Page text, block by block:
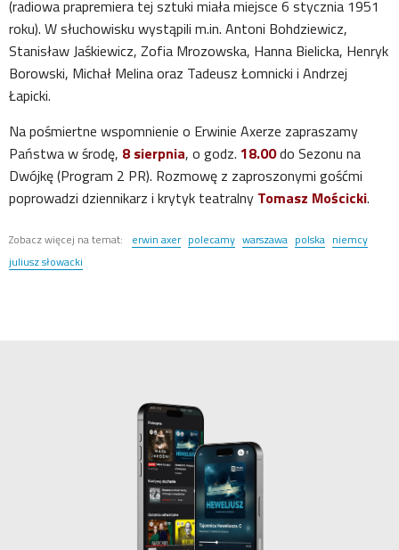
(radiowa prapremiera tej sztuki miała miejsce 6 stycznia 1951
roku). W słuchowisku wystąpili m.in. Antoni Bohdziewicz,
Stanisław Jaśkiewicz, Zofia Mrozowska, Hanna Bielicka, Henryk
Borowski, Michał Melina oraz Tadeusz Łomnicki i Andrzej
Łapicki.
Na pośmiertne wspomnienie o Erwinie Axerze zapraszamy
Państwa w środę, 8 sierpnia, o godz. 18.00do Sezonu na
Dwójkę (Program 2 PR). Rozmowę z zaproszonymi gośćmi
poprowadzi dziennikarz i krytyk teatralny Tomasz Mościcki.
Zobacz więcej na temat: erwin axer polecamy warszawa polska niemcy
juliusz słowacki